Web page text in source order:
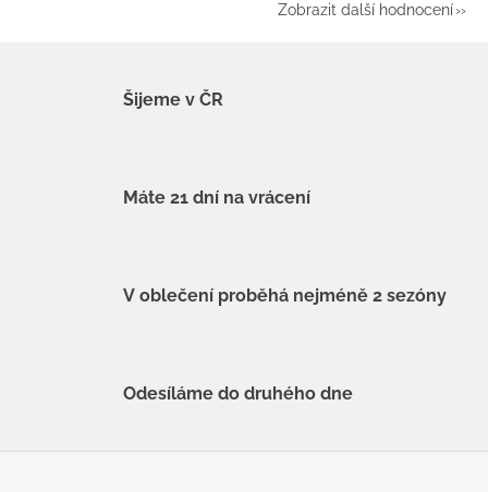
Zobrazit další hodnocení
Šijeme v ČR
Máte 21 dní na vrácení
V oblečení proběhá nejméně 2 sezóny
Odesíláme do druhého dne